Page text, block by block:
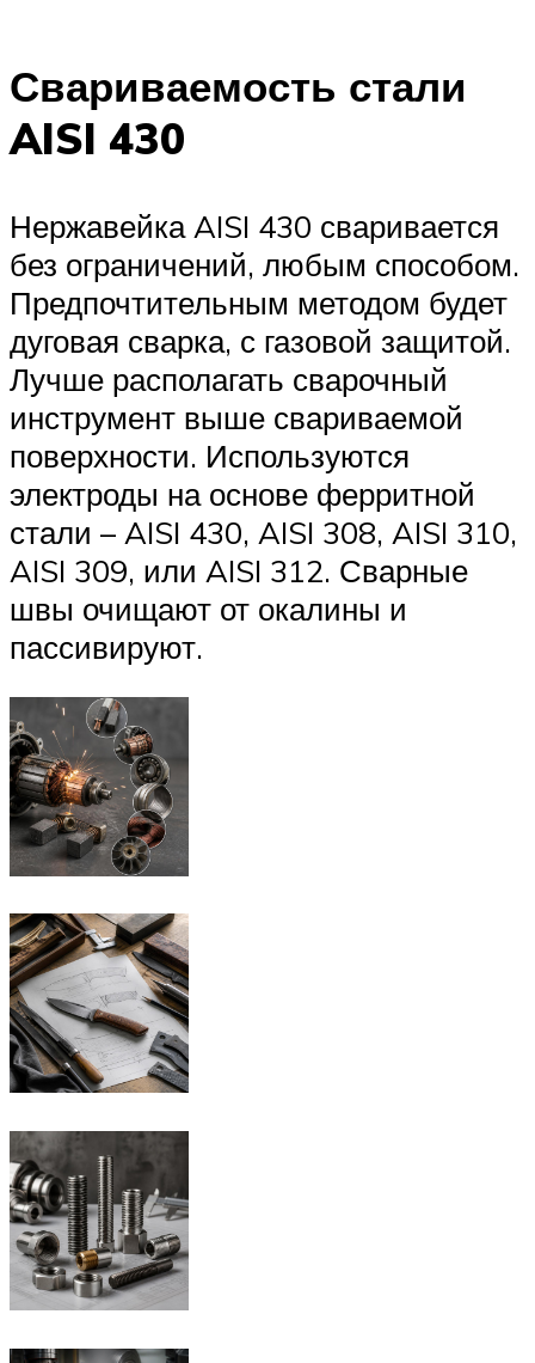
Свариваемость стали
AISI 430
Нержавейка AISI 430 сваривается
без ограничений, любым способом.
Предпочтительным методом будет
дуговая сварка, с газовой защитой.
Лучше располагать сварочный
инструмент выше свариваемой
поверхности. Используются
электроды на основе ферритной
стали – AISI 430, AISI 308, AISI 310,
AISI 309, или AISI 312. Сварные
швы очищают от окалины и
пассивируют.